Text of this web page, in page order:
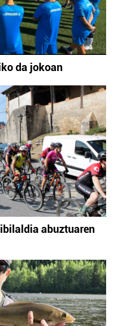
da jokoan
abuztuaren